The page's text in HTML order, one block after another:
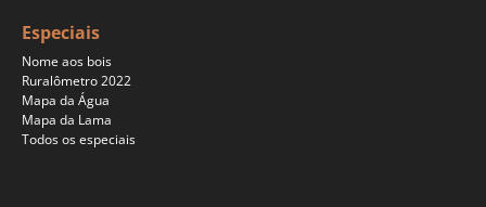
Especiais
Nome aos bois
Ruralômetro 2022
Mapa da Água
Mapa da Lama
Todos os especiais